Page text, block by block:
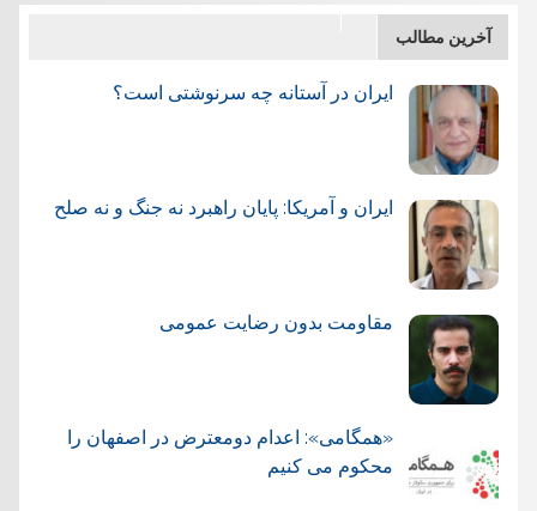
آخرین مطالب
ایران در آستانه چه سرنوشتی است؟
ایران و آمریکا: پایان راهبرد نه جنگ و نه صلح
مقاومت بدون رضایت عمومی
«همگامی»: اعدام دومعترض در اصفهان را
محکوم می کنیم